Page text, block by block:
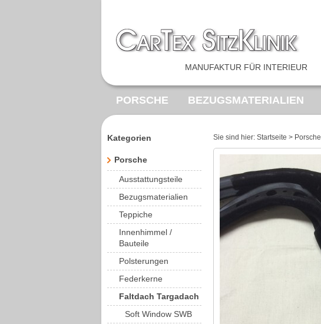
MANUFAKTUR FÜR INTERIEUR
PORSCHE BEZUGSMATERIALIEN
VOLKSWAGEN
Kategorien
Porsche
Ausstattungsteile
Bezugsmaterialien
Teppiche
Innenhimmel /
Bauteile
Polsterungen
Federkerne
Faltdach Targadach
Soft Window SWB
Sie sind hier: Startseite > Porsche